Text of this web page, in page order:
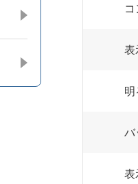
表
明
バ
表